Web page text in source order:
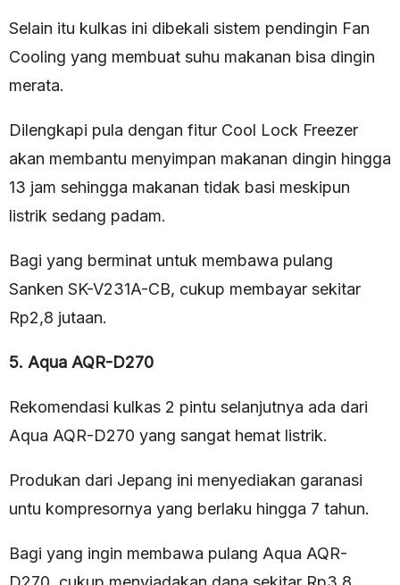
Selain itu kulkas ini dibekali sistem pendingin Fan
Cooling yang membuat suhu makanan bisa dingin
merata.
Dilengkapi pula dengan fitur Cool Lock Freezer
akan membantu menyimpan makanan dingin hingga
13 jam sehingga makanan tidak basi meskipun
listrik sedang padam.
Bagi yang berminat untuk membawa pulang
Sanken SK-V231A-CB, cukup membayar sekitar
Rp2,8 jutaan.
5. Aqua AQR-D270
Rekomendasi kulkas 2 pintu selanjutnya ada dari
Aqua AQR-D270 yang sangat hemat listrik.
Produkan dari Jepang ini menyediakan garanasi
untu kompresornya yang berlaku hingga 7 tahun.
Bagi yang ingin membawa pulang Aqua AQR-